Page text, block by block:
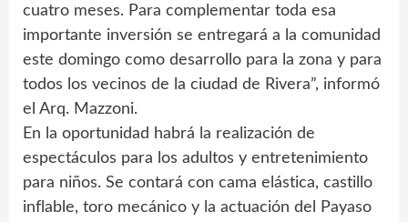
cuatro meses. Para complementar toda esa
importante inversión se entregará a la comunidad
este domingo como desarrollo para la zona y para
todos los vecinos de la ciudad de Rivera”, informó
el Arq. Mazzoni.
En la oportunidad habrá la realización de
espectáculos para los adultos y entretenimiento
para niños. Se contará con cama elástica, castillo
inflable, toro mecánico y la actuación del Payaso